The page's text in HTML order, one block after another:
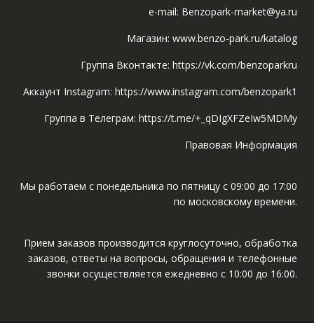
e-mail: Benzopark-market@ya.ru
Магазин: www.benzo-park.ru/katalog
Группа Вконтакте: https://vk.com/benzoparkru
Аккаунт Instagram: https://www.instagram.com/benzopark1
Группа в Телеграм: https://t.me/+_qDIgXFZeIw5MDMy
Правовая Информация
Мы работаем с понедельника по пятницу с 09:00 до 17:00
по московскому времени.
Прием заказов производится круглосуточно, обработка
заказов, ответы на вопросы, обращения и телефонные
звонки осуществляется ежедневно с 10:00 до 16:00.